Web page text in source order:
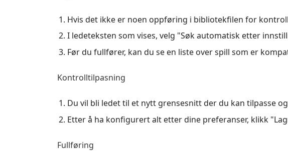
Hvis det ikke er noen oppføring i bibliotekfilen for
I ledeteksten som vises, velg "Søk automatisk etter
Før du fullfører, kan du se en liste over spill som er
Kontrolltilpasning
Du vil bli ledet til et nytt grensesnitt der du kan tilpasse
Etter å ha konfigurert alt etter dine preferanser, klikk
Fullføring